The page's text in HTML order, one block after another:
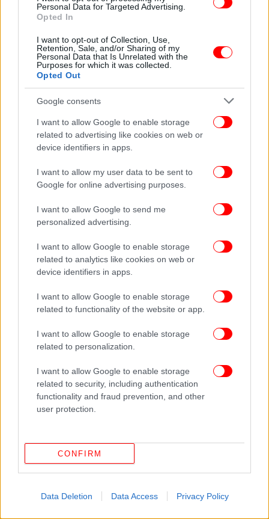
Personal Data for Targeted Advertising.
Opted In
I want to opt-out of Collection, Use,
Retention, Sale, and/or Sharing of my
Personal Data that Is Unrelated with the
Purposes for which it was collected.
Opted Out
Google consents
I want to allow Google to enable storage
related to advertising like cookies on web or
device identifiers in apps.
I want to allow my user data to be sent to
Google for online advertising purposes.
I want to allow Google to send me
personalized advertising.
I want to allow Google to enable storage
related to analytics like cookies on web or
device identifiers in apps.
I want to allow Google to enable storage
related to functionality of the website or app.
I want to allow Google to enable storage
related to personalization.
I want to allow Google to enable storage
related to security, including authentication
functionality and fraud prevention, and other
user protection.
CONFIRM
Data Deletion Data Access Privacy Policy
υπηρεσιών, που είναι αρμόδιες για τα
οποίος πραγματοποίησε αιφνιδιαστική επίσκεψη
στα γραφεία του ΕΟΠΥΥ, λίγα λεπτά πριν από την
έναρξη της σύσκεψης.
επαναληφθεί με την ίδια σύνθεση στο τέλος